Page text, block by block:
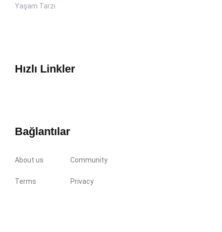
Yaşam Tarzı
Hızlı Linkler
Bağlantılar
About us Community
Terms Privacy